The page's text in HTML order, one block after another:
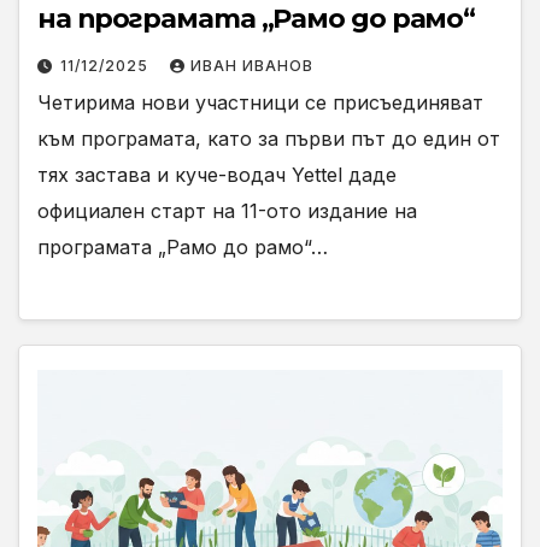
на програмата „Рамо до рамо“
11/12/2025 ИВАН ИВАНОВ
Четирима нови участници се присъединяват
към програмата, като за първи път до един от
тях застава и куче-водач Yettel даде
официален старт на 11-ото издание на
програмата „Рамо до рамо“…